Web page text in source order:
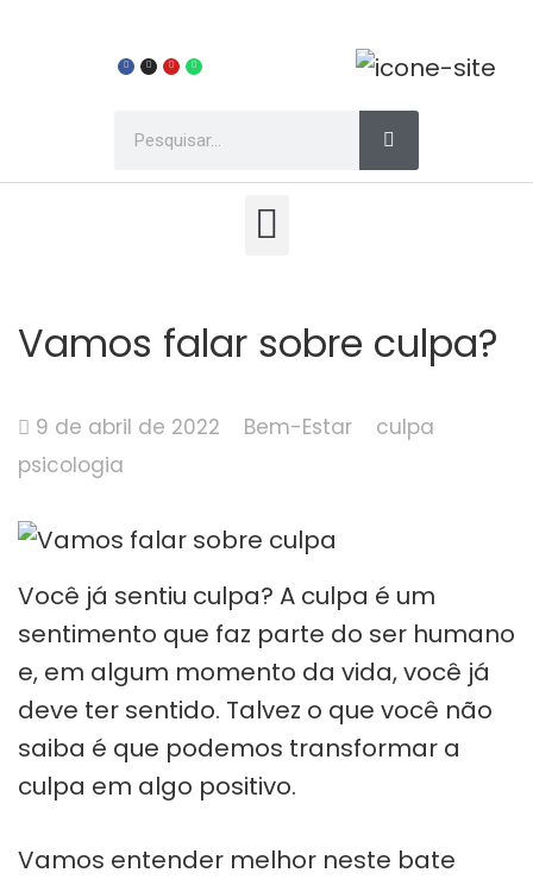
Vamos falar sobre culpa?
9 de abril de 2022 Bem-Estar
culpa
psicologia
Você já sentiu culpa? A culpa é um
sentimento que faz parte do ser humano
e, em algum momento da vida, você já
deve ter sentido. Talvez o que você não
saiba é que podemos transformar a
culpa em algo positivo.
Vamos entender melhor neste bate